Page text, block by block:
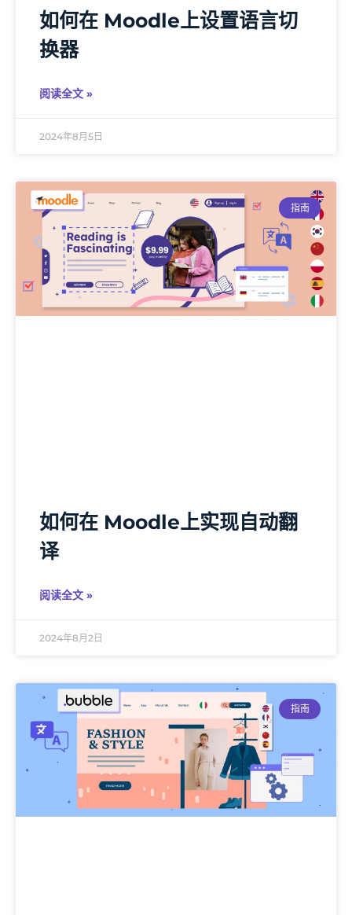
如何在 Moodle上设置语言切
换器
阅读全文 »
2024年8月5日
指南
如何在 Moodle上实现自动翻
译
阅读全文 »
2024年8月2日
指南